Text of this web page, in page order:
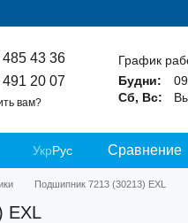
43 36
20 07
вам?
График
Будни:
Сб, Вс:
УкрРус Сравнение
Подшипник 7213 (30213) EXL
EXL